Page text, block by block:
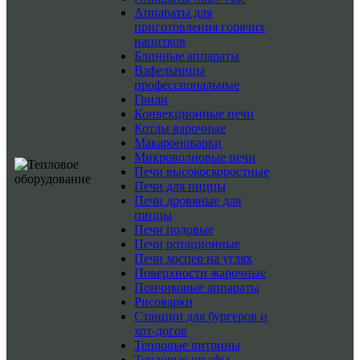
Аппараты для
приготовления горячих
напитков
Блинные аппараты
Вафельницы
профессиональные
Грили
Конвекционные печи
Котлы варочные
Макароноварки
Микроволновые печи
Печи высокоскоростные
Печи для пиццы
Печи дровяные для
пиццы
Печи подовые
Печи ротационные
Печи хоспер на углях
Поверхности жарочные
Пончиковые аппараты
Рисоварки
Станции для бургеров и
хот-догов
Тепловые витрины